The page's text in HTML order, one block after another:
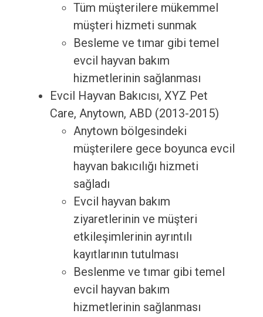
Tüm müşterilere mükemmel
müşteri hizmeti sunmak
Besleme ve tımar gibi temel
evcil hayvan bakım
hizmetlerinin sağlanması
Evcil Hayvan Bakıcısı, XYZ Pet
Care, Anytown, ABD (2013-2015)
Anytown bölgesindeki
müşterilere gece boyunca evcil
hayvan bakıcılığı hizmeti
sağladı
Evcil hayvan bakım
ziyaretlerinin ve müşteri
etkileşimlerinin ayrıntılı
kayıtlarının tutulması
Beslenme ve tımar gibi temel
evcil hayvan bakım
hizmetlerinin sağlanması